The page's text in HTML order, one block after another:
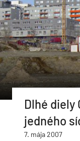
Dlhé diely
jedného
7. mája 2007